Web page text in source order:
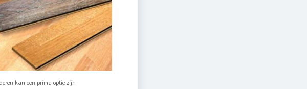
kan een prima optie zijn